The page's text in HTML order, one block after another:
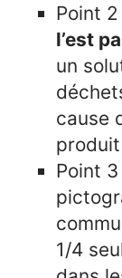
Point
l’est
un
cause
Point
1/4